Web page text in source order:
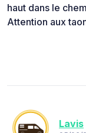
haut dans le
Attention aux
Lavis